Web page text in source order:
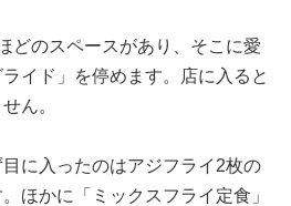
どのスペースがあり、そこに愛
イド」を停めます。店に入ると
ん。
に入ったのはアジフライ2枚の
ほかに「ミックスフライ定食」